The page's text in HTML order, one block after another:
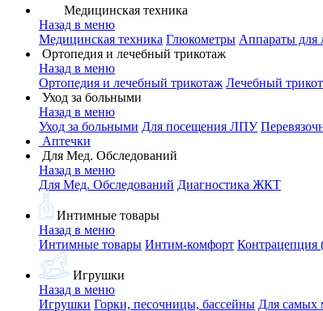
Медицинская техника
Назад в меню
Медицинская техника Глюкометры Аппараты для
Ортопедия и лечебный трикотаж
Назад в меню
Ортопедия и лечебный трикотаж Лечебный
Уход за больными
Назад в меню
Уход за больными Для посещения ЛПУ
Аптечки
Для Мед. Обследований
Назад в меню
Для Мед. Обследований Диагностика ЖКТ
Интимные товары
Назад в меню
Интимные товары Интим-комфорт Контрацепция
Игрушки
Назад в меню
Игрушки Горки, песочницы, бассейны Для самых